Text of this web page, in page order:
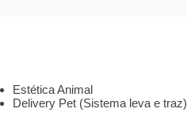
Estética Animal
Delivery Pet (Sistema leva e traz)